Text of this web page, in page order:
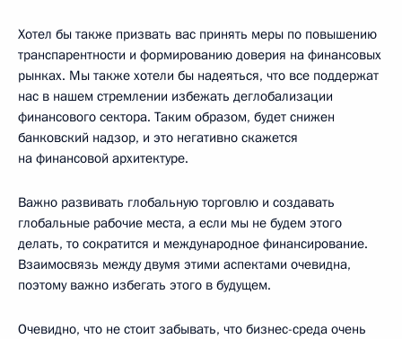
Хотел бы также призвать вас принять меры по повышению
транспарентности и формированию доверия на финансовых
рынках. Мы также хотели бы надеяться, что все поддержат
нас в нашем стремлении избежать деглобализации
финансового сектора. Таким образом, будет снижен
банковский надзор, и это негативно скажется
на финансовой архитектуре.
Важно развивать глобальную торговлю и создавать
глобальные рабочие места, а если мы не будем этого
делать, то сократится и международное финансирование.
Взаимосвязь между двумя этими аспектами очевидна,
поэтому важно избегать этого в будущем.
Очевидно, что не стоит забывать, что бизнес-среда очень